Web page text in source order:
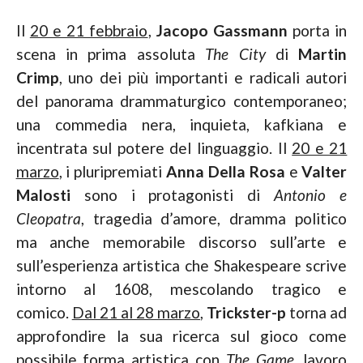
Il 20 e 21 febbraio, Jacopo Gassmann porta in
scena in prima assoluta The Citydi Martin
Crimp, uno dei più importanti e radicali autori
del panorama drammaturgico contemporaneo;
una commedia nera, inquieta, kafkiana e
incentrata sul potere del linguaggio. Il 20 e 21
marzo, i pluripremiatiAnna Della Rosa eValter
Malosti sono i protagonisti diAntonio e
Cleopatra, tragedia d’amore, dramma politico
ma anche memorabile discorso sull’arte e
sull’esperienza artistica che Shakespeare scrive
intorno al 1608, mescolando tragico e
comico. Dal 21 al 28 marzo, Trickster-p torna ad
approfondire la sua ricerca sul gioco come
possibile forma artistica con The Game, lavoro